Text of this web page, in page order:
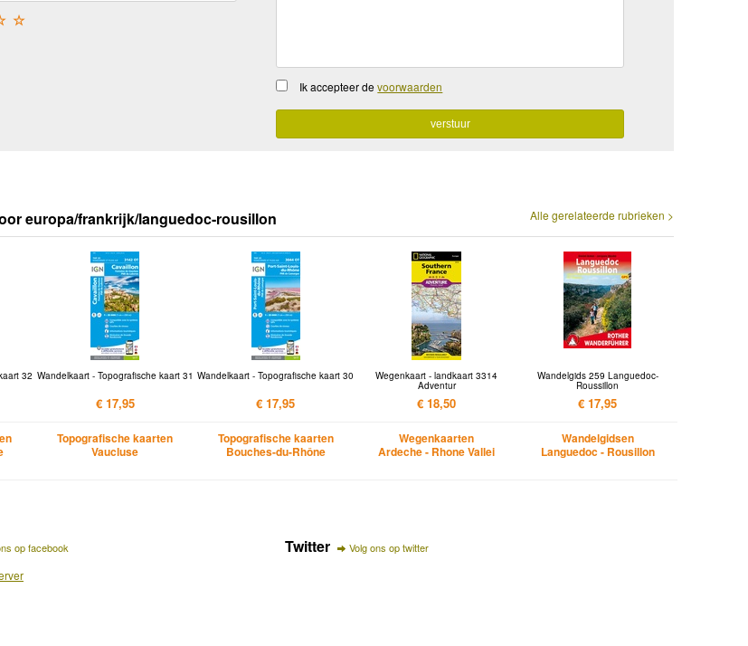
☆
Ik accepteer devoorwaarden
Alle gerelateerde rubrieken >
europa/frankrijk/languedoc-rousillon
32 Wandelkaart - Topografische kaart 31
€ 17,95
Topografische kaarten
Vaucluse
Wandelkaart - Topografische kaart 30
€ 17,95
Topografische kaarten
Bouches-du-Rhône
Wegenkaart - landkaart 3314
Adventur
€ 18,50
Wegenkaarten
Ardeche - Rhone Vallei
Wandelgids 259 Languedoc-
Roussillon
€ 17,95
Wandelgidsen
Languedoc - Rousillon
op facebook Twitter Volg ons op twitter